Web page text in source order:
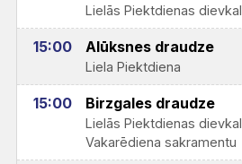
Lielās Piektdienas
15:00 Alūksnes draudze
Liela Piektdiena
15:00 Birzgales draudze
Lielās Piektdienas
Vakarēdiena sakramentu